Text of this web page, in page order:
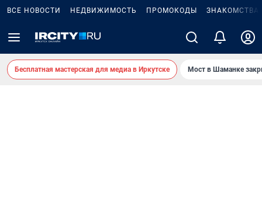
ВСЕ НОВОСТИ НЕДВИЖИМОСТЬ ПРОМОКОДЫ ЗНАКОМСТВА
Бесплатная мастерская для медиа в Иркутске Мост в Шаманке